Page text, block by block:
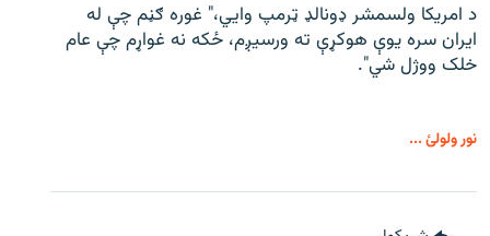
د امریکا ولسمشر ډونالډ ټرمپ وايي،" غوره ګڼم چې له
ایران سره یوې هوکړې ته ورسیږم، ځکه نه غواړم چې عام
خلک ووژل شي".
نور ولولئ ...